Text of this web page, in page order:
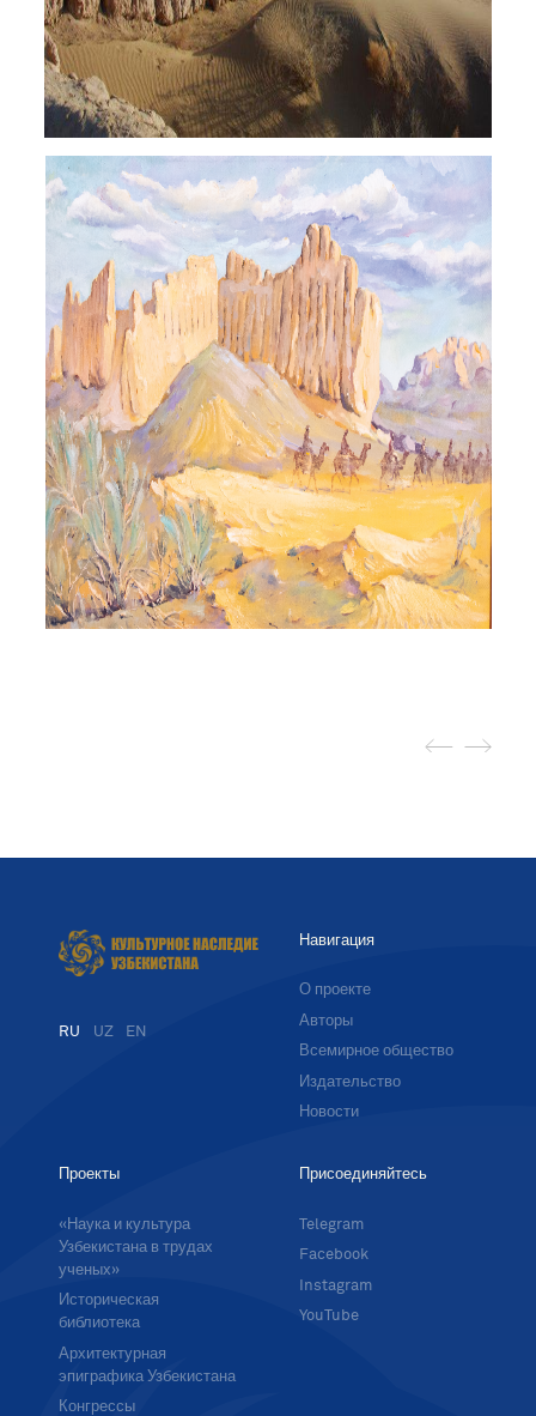
RU UZ EN
Навигация
О проекте
Авторы
Всемирное общество
Издательство
Новости
Проекты
«Наука и культура
Узбекистана в трудах
ученых»
Историческая
библиотека
Архитектурная
эпиграфика Узбекистана
Конгрессы
Присоединяйтесь
Telegram
Facebook
Instagram
YouTube